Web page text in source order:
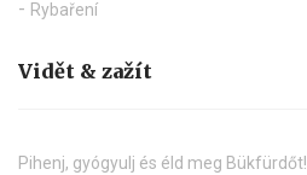
Rybaření
Vidět & zažít
Pihenj, gyógyulj és éld meg Bükfürdőt!